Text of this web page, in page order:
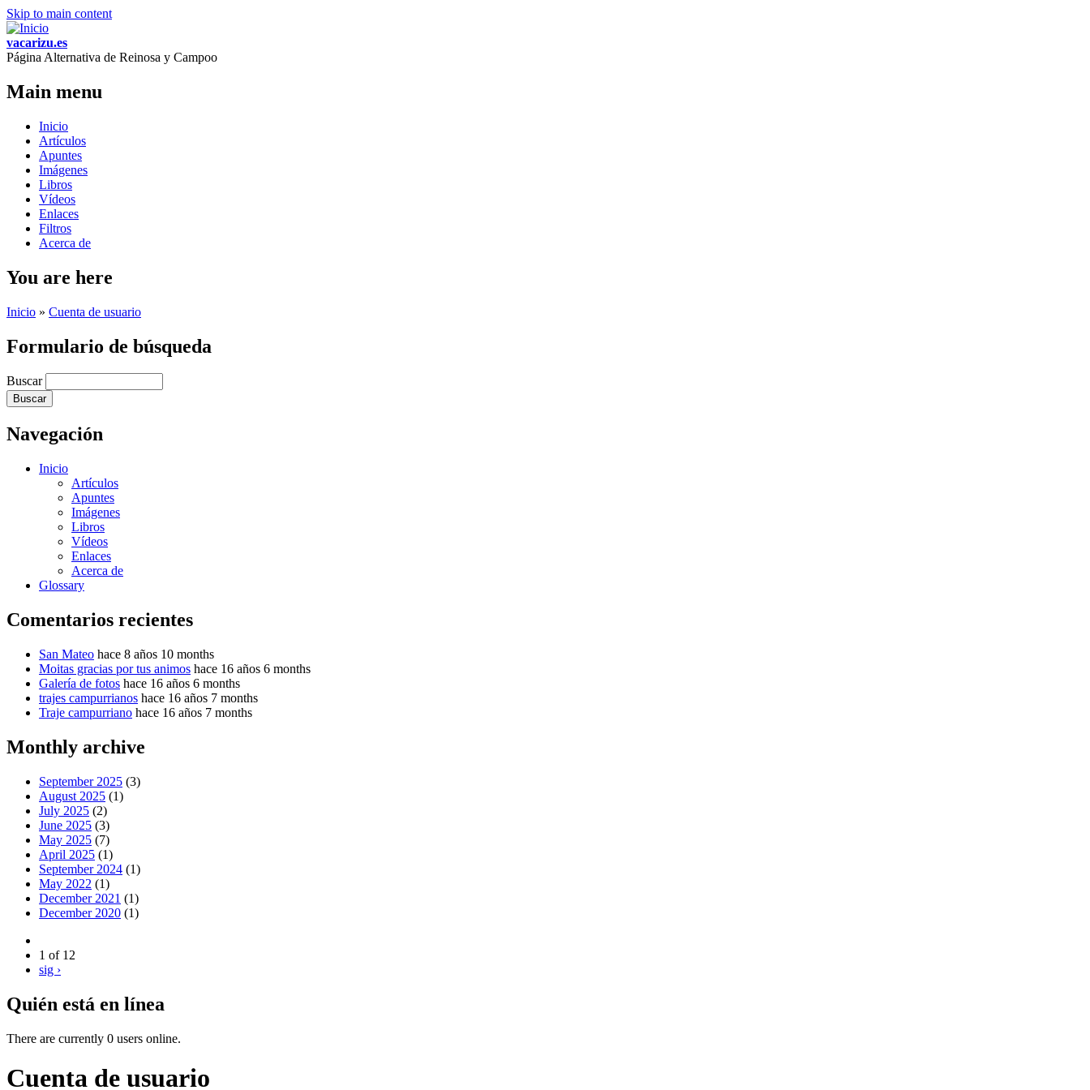
Skip to main content
vacarizu.es
Página Alternativa de Reinosa y Campoo
Main menu
Inicio
Artículos
Apuntes
Imágenes
Libros
Vídeos
Enlaces
Filtros
Acerca de
You are here
Inicio » Cuenta de usuario
Formulario de búsqueda
Buscar
Navegación
Inicio
Artículos
Apuntes
Imágenes
Libros
Vídeos
Enlaces
Acerca de
Glossary
Comentarios recientes
San Mateo hace 8 años 10 months
Moitas gracias por tus animos hace 16 años 6 months
Galería de fotos hace 16 años 6 months
trajes campurrianos hace 16 años 7 months
Traje campurriano hace 16 años 7 months
Monthly archive
September 2025 (3)
August 2025 (1)
July 2025 (2)
June 2025 (3)
May 2025 (7)
April 2025 (1)
September 2024 (1)
May 2022 (1)
December 2021 (1)
December 2020 (1)
1 of 12
sig ›
Quién está en línea
There are currently 0 users online.
Cuenta de usuario